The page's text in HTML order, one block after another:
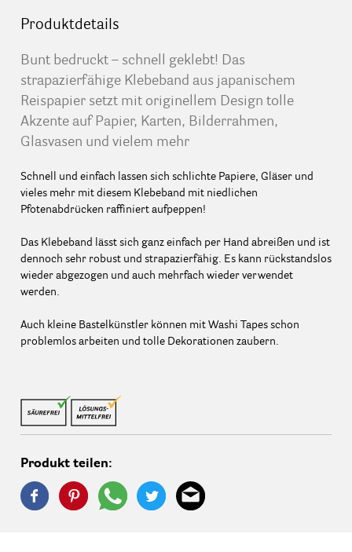
Produktdetails
Bunt bedruckt – schnell geklebt! Das
strapazierfähige Klebeband aus japanischem
Reispapier setzt mit originellem Design tolle
Akzente auf Papier, Karten, Bilderrahmen,
Glasvasen und vielem mehr
Schnell und einfach lassen sich schlichte Papiere, Gläser und
vieles mehr mit diesem Klebeband mit niedlichen
Pfotenabdrücken raffiniert aufpeppen!
Das Klebeband lässt sich ganz einfach per Hand abreißen und ist
dennoch sehr robust und strapazierfähig. Es kann rückstandslos
wieder abgezogen und auch mehrfach wieder verwendet
werden.
Auch kleine Bastelkünstler können mit Washi Tapes schon
problemlos arbeiten und tolle Dekorationen zaubern.
Produkt teilen: